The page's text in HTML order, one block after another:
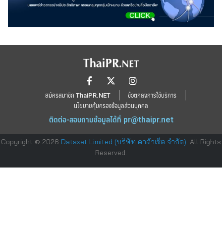
สมัครสมาชิก ThaiPR.NET
ข้อตกลงการใช้บริการ
นโยบายคุ้มครองข้อมูลส่วนบุคคล
ติดต่อ-สอบถามข้อมูลได้ที่ pr@thaipr.net
Copyright © 2026 Dataxet Limited (บริษัท ดาต้าเซ็ต จำกัด). All Rights
Reserved.